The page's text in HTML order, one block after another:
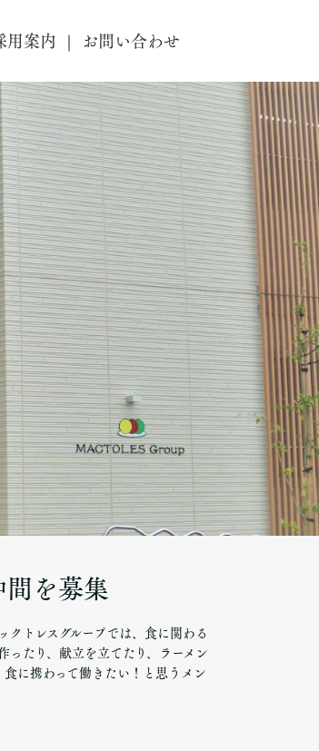
用案内 お問い合わせ
間を募集
クトレスグループでは、食に関わる
たり、献立を立てたり、ラーメン
に携わって働きたい！と思うメン